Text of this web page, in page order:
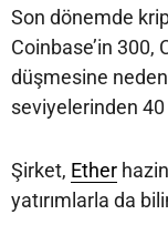
Son dönemde
Coinbase’in 300,
düşmesine
seviyelerinden 40
Şirket, Ether
yatırımlarla da